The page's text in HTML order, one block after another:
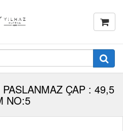
ÇAP : 49,5
NO:5